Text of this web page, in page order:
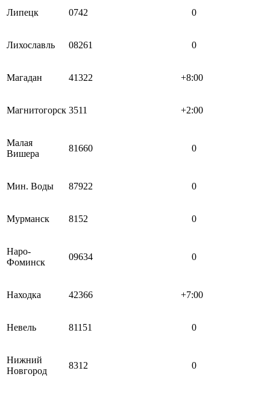
Липецк 0742 0
Лихославль 08261 0
Магадан 41322 +8:00
Магнитогорск 3511 +2:00
Малая
Вишера
81660 0
Мин. Воды 87922 0
Мурманск 8152 0
Наро-
Фоминск
09634 0
Находка 42366 +7:00
Невель 81151 0
Нижний
Новгород
8312 0